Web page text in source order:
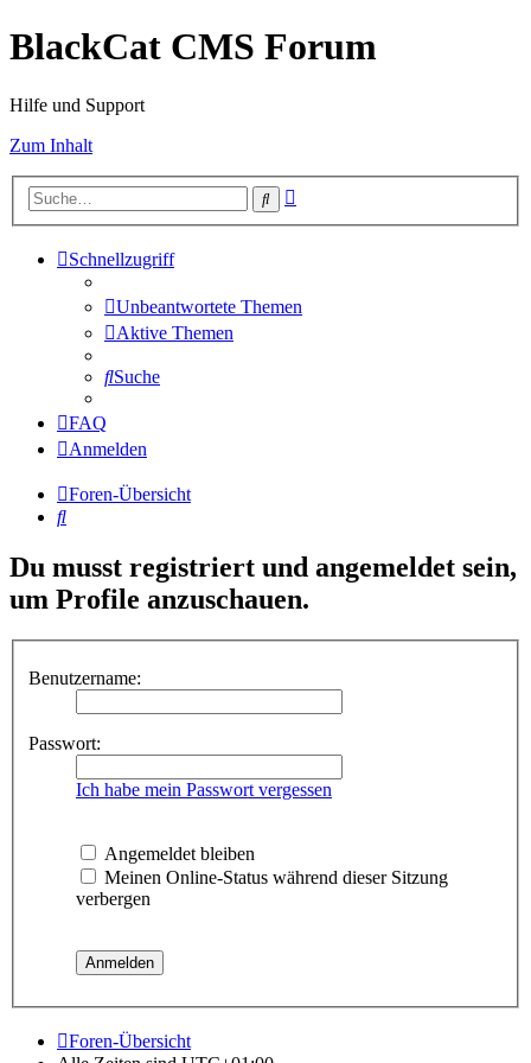
BlackCat CMS Forum
Hilfe und Support
Zum Inhalt
Suche
Schnellzugriff
Unbeantwortete Themen
Aktive Themen
Suche
FAQ
Anmelden
Foren-Übersicht
Suche
Du musst registriert und angemeldet sein,
um Profile anzuschauen.
Benutzername:
Passwort:
Ich habe mein Passwort vergessen
Angemeldet bleiben
Meinen Online-Status während dieser Sitzung
verbergen
Foren-Übersicht